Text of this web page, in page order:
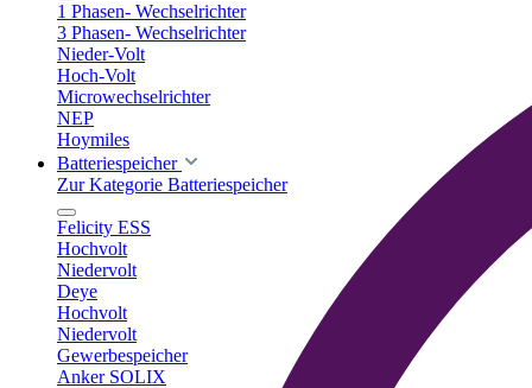
1 Phasen- Wechselrichter
3 Phasen- Wechselrichter
Nieder-Volt
Hoch-Volt
Microwechselrichter
NEP
Hoymiles
Batteriespeicher
Zur Kategorie Batteriespeicher
Felicity ESS
Hochvolt
Niedervolt
Deye
Hochvolt
Niedervolt
Gewerbespeicher
Anker SOLIX